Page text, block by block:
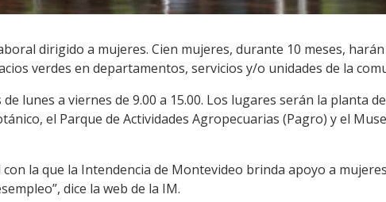
dirigido a mujeres. Cien mujeres, durante 10 meses, harán
verdes en departamentos, servicios y/o unidades de la
lunes a viernes de 9.00 a 15.00. Los lugares serán la planta de
el Parque de Actividades Agropecuarias (Pagro) y el
la que la Intendencia de Montevideo brinda apoyo a mujeres
dice la web de la IM.